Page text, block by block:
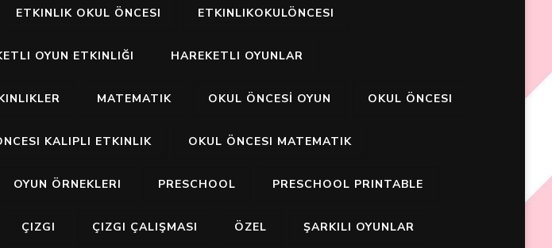
ETKINLIK OKUL ÖNCESI ETKINLIKOKULÖNCESI
OYUN ETKINLIĞI HAREKETLI OYUNLAR
MATEMATIK OKUL ÖNCESİ OYUN OKUL ÖNCESI
KALIPLI ETKINLIK OKUL ÖNCESI MATEMATIK
OYUN ÖRNEKLERI PRESCHOOL PRESCHOOL PRINTABLE
ÇIZGI ÇIZGI ÇALIŞMASI ÖZEL ŞARKILI OYUNLAR